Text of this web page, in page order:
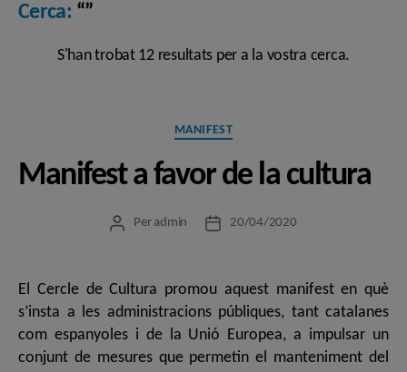
Cerca: “”
S'han trobat 12 resultats per a la vostra cerca.
Categories
MANIFEST
Manifest a favor de la cultura
Autor
Per admin
Data20/04/2020
El Cercle de Cultura promou aquest manifest en què
s’insta a les administracions públiques, tant catalanes
com espanyoles i de la Unió Europea, a impulsar un
conjunt de mesures que permetin el manteniment del